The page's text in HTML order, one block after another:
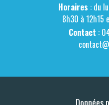
Horaires : du
8h30 à 12h15
Contact :